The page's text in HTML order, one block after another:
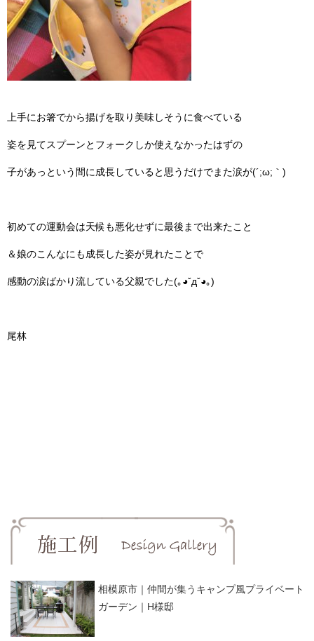
上手にお箸でから揚げを取り美味しそうに食べている
姿を見てスプーンとフォークしか使えなかったはずの
子があっという間に成長していると思うだけでまた涙が(´;ω;｀)
初めての運動会は天候も悪化せずに最後まで出来たこと
＆娘のこんなにも成長した姿が見れたことで
感動の涙ばかり流している父親でした(｡◕ˇдˇ​◕｡)
尾林
相模原市｜仲間が集うキャンプ風プライベート
ガーデン｜H様邸